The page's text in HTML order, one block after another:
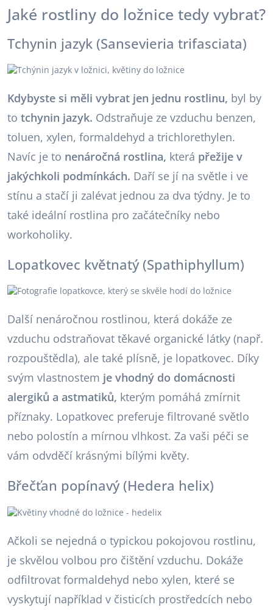
Jaké rostliny do ložnice tedy vybrat?
Tchynin jazyk (Sansevieria trifasciata)
Kdybyste si měli vybrat jen jednu rostlinu, byl by
to tchynin jazyk. Odstraňuje ze vzduchu benzen,
toluen, xylen, formaldehyd a trichlorethylen.
Navíc je to nenáročná rostlina, která přežije v
jakýchkoli podmínkách. Daří se jí na světle i ve
stínu a stačí ji zalévat jednou za dva týdny. Je to
také ideální rostlina pro začátečníky nebo
workoholiky.
Lopatkovec květnatý (Spathiphyllum)
Další nenáročnou rostlinou, která dokáže ze
vzduchu odstraňovat těkavé organické látky (např.
rozpouštědla), ale také plísně, je lopatkovec. Díky
svým vlastnostem je vhodný do domácnosti
alergiků a astmatiků, kterým pomáhá zmírnit
příznaky. Lopatkovec preferuje filtrované světlo
nebo polostín a mírnou vlhkost. Za vaši péči se
vám odvděčí krásnými bílými květy.
Břečťan popínavý (Hedera helix)
Ačkoli se nejedná o typickou pokojovou rostlinu,
je skvělou volbou pro čištění vzduchu. Dokáže
odfiltrovat formaldehyd nebo xylen, které se
vyskytují například v čisticích prostředcích nebo